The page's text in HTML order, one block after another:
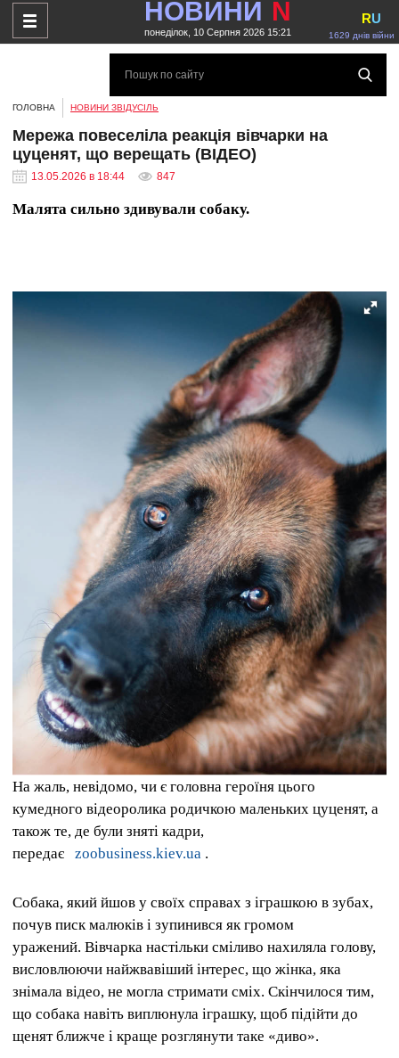
НОВИНИ N
понеділок, 10 Серпня 2026 15:21 1629 днів війни
RU
ГОЛОВНА НОВИНИ ЗВІДУСІЛЬ
Мережа повеселіла реакція вівчарки на
цуценят, що верещать (ВІДЕО)
13.05.2026 в 18:44 847
Малята сильно здивували собаку.
На жаль, невідомо, чи є головна героїня цього
кумедного відеоролика родичкою маленьких цуценят, а
також те, де були зняті кадри,
передає zoobusiness.kiev.ua .
Собака, який йшов у своїх справах з іграшкою в зубах,
почув писк малюків і зупинився як громом
уражений. Вівчарка настільки сміливо нахиляла голову,
висловлюючи найжвавіший інтерес, що жінка, яка
знімала відео, не могла стримати сміх. Скінчилося тим,
що собака навіть виплюнула іграшку, щоб підійти до
щенят ближче і краще розглянути таке «диво».